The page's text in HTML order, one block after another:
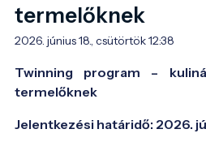
termelőknek
2026. június 18., csütörtök 12:38
Twinning program –
termelőknek
Jelentkezési határidő: 2026.